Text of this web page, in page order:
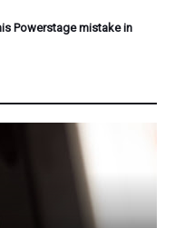
Powerstage mistake in